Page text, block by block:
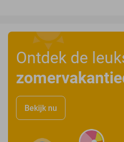
Ontdek de
Bekijk nu